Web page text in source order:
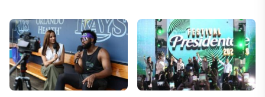
del Desfile Dominicano de
Manhattan, distinción con
la que la organización
reconoce su trayectoria en
los medios de
comunicación y su aporte a
comunicadora Luz García
por las regalías de un video
en YouTube tendría su
origen en un problema
técnico relacionado con la
distribución de los
derechos digitales y no en